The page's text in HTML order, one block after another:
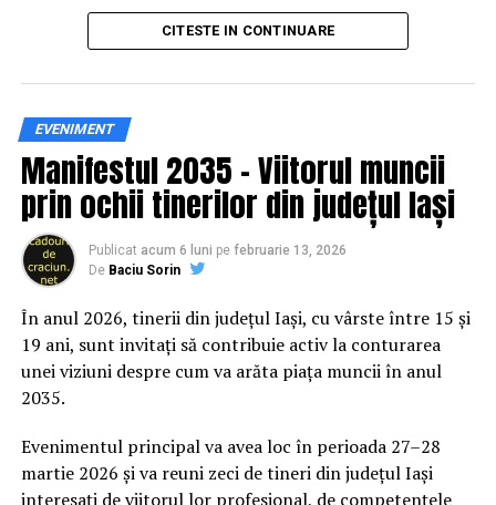
principal transformarea prevenției într-o experiență
practică și accesibilă publicului larg.
Siguranța rutieră, adusă mai
aproape de comunitate
Datele privind accidentele rutiere din România continuă
să evidențieze necesitatea unor inițiative de educație și
prevenție. În 2025, peste 3.000 de persoane au fost
rănite grav în accidente rutiere, iar mai mult de 1.300 și-
au pierdut viața pe șoselele din țară.
În acest context, campania „Condu Prudent! Alege
Viața!” își propune să transforme informația teoretică
într-o experiență directă, prin simulări și demonstrații
care îi ajută pe participanți să înțeleagă concret
impactul deciziilor luate în trafic.
CITESTE IN CONTINUARE
EVENIMENT
Manifestul 2035 – Viitorul muncii
prin ochii tinerilor din județul Iași
Publicat acum 6 luni pe februarie 13, 2026
De Baciu Sorin
În anul 2026, tinerii din județul Iași, cu vârste între 15 și
19 ani, sunt invitați să contribuie activ la conturarea
unei viziuni despre cum va arăta piața muncii în anul
2035.
Evenimentul principal va avea loc în perioada 27–28
martie 2026 și va reuni zeci de tineri din județul Iași
interesați de viitorul lor profesional, de competențele